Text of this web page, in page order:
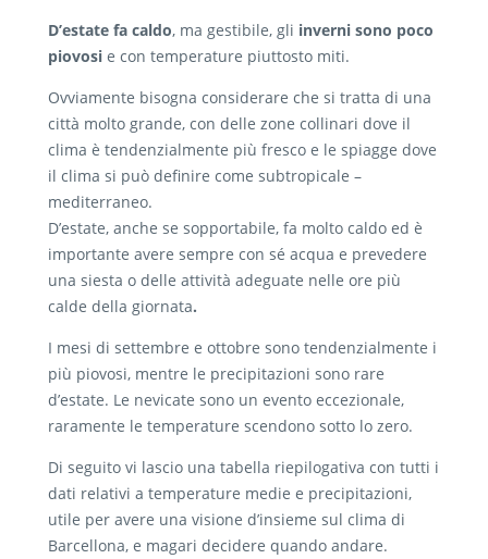
D’estate fa caldo, ma gestibile, gli inverni sono poco
piovosi e con temperature piuttosto miti.
Ovviamente bisogna considerare che si tratta di una
città molto grande, con delle zone collinari dove il
clima è tendenzialmente più fresco e le spiagge dove
il clima si può definire come subtropicale –
mediterraneo.
D’estate, anche se sopportabile, fa molto caldo ed è
importante avere sempre con sé acqua e prevedere
una siesta o delle attività adeguate nelle ore più
calde della giornata.
I mesi di settembre e ottobre sono tendenzialmente i
più piovosi, mentre le precipitazioni sono rare
d’estate. Le nevicate sono un evento eccezionale,
raramente le temperature scendono sotto lo zero.
Di seguito vi lascio una tabella riepilogativa con tutti i
dati relativi a temperature medie e precipitazioni,
utile per avere una visione d’insieme sul clima di
Barcellona, e magari decidere quando andare.